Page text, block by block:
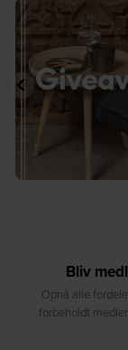
🎉
Vind det
207
Bliv
Opnå alle
forbeholdt